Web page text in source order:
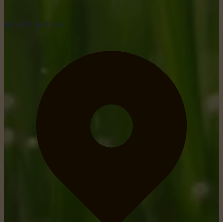
tel: +352 26 15 26